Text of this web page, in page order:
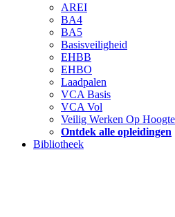
AREI
BA4
BA5
Basisveiligheid
EHBB
EHBO
Laadpalen
VCA Basis
VCA Vol
Veilig Werken Op Hoogte
Ontdek alle opleidingen
Bibliotheek